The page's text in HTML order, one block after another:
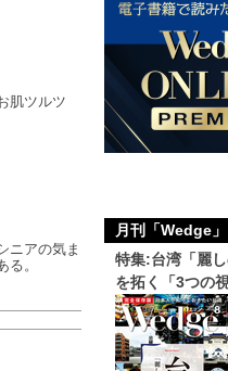
肌ツルツ
ニアの気ま
。
月刊「Wedge」
特集:台湾「麗
を拓く「3つの視